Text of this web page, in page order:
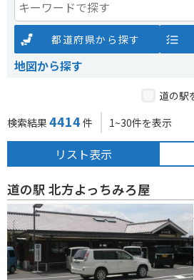
都道府県から探す
地図から探す
道の駅
検索結果 4414 件 1~30件を表示
リスト表示
道の駅 北方よっちみろ屋